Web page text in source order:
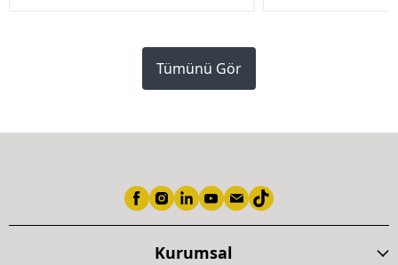
Tümünü Gör
Kurumsal